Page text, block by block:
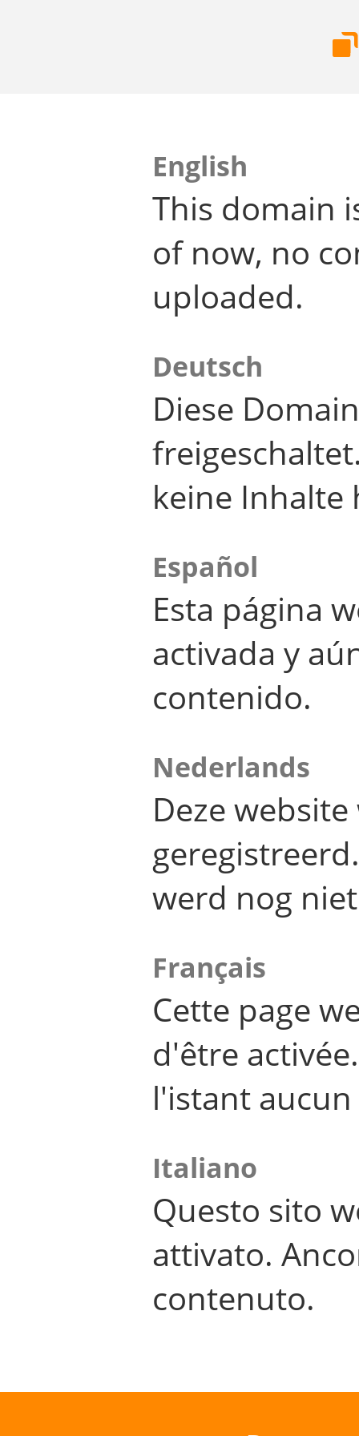
English
This domain
of now, no
uploaded.
Deutsch
Diese
keine Inhalte
Español
Esta página
activada y
contenido.
Nederlands
Deze
werd nog
Français
Cette page
d'être
l'istant
Italiano
Questo sito
attivato.
contenuto.